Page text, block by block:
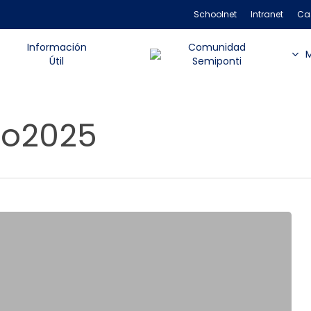
Schoolnet Intranet
Información
Útil
Comunidad
Semiponti